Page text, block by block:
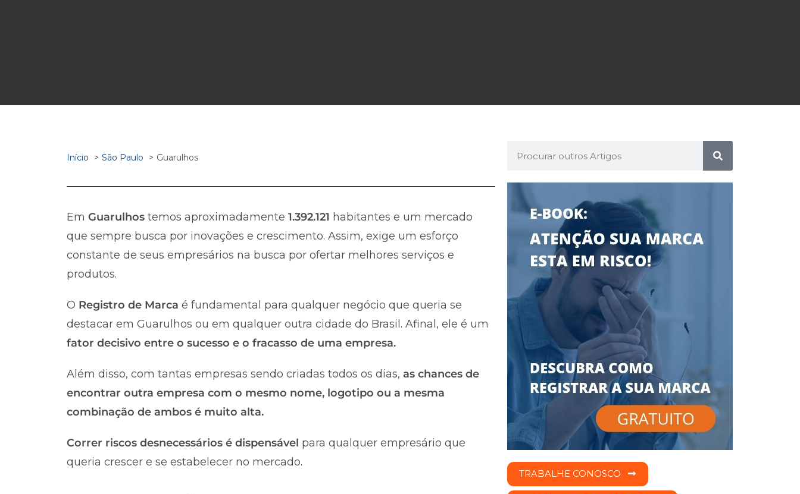
Início São Paulo Guarulhos
Em Guarulhos temos aproximadamente 1.392.121 habitantes e um mercado
que sempre busca por inovações e crescimento. Assim, exige um esforço
constante de seus empresários na busca por ofertar melhores serviços e
produtos.
O Registro de Marca é fundamental para qualquer negócio que queria se
destacar em Guarulhos ou em qualquer outra cidade do Brasil. Afinal, ele é um
fator decisivo entre o sucesso e o fracasso de uma empresa.
Além disso, com tantas empresas sendo criadas todos os dias, as chances de
encontrar outra empresa com o mesmo nome, logotipo ou a mesma
combinação de ambos é muito alta.
Correr riscos desnecessários é dispensável para qualquer empresário que
queria crescer e se estabelecer no mercado.
TRABALHE CONOSCO